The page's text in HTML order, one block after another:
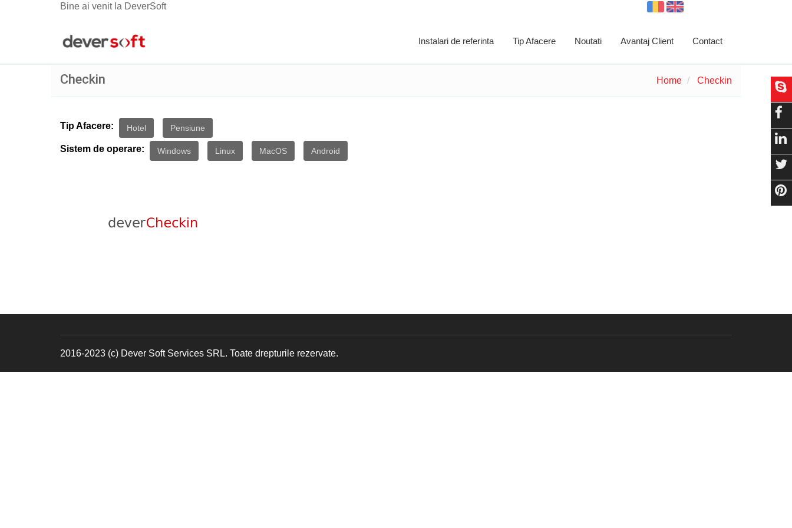
Bine ai venit la DeverSoft
Instalari de referinta Tip Afacere Noutati Avantaj Client Contact
Checkin Home Checkin
Tip Afacere: Hotel Pensiune
Sistem de operare: Windows Linux MacOS Android
2016-2023 (c) Dever Soft Services SRL. Toate drepturile rezervate.